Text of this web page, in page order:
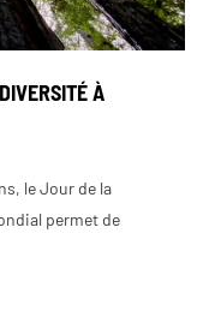
À
le Jour de la
permet de